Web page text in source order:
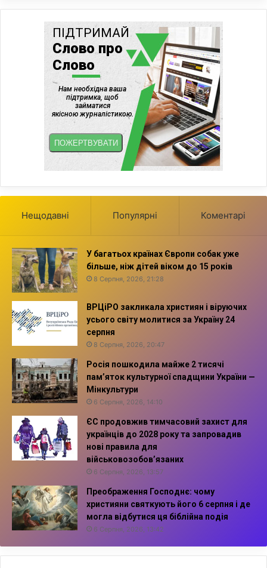
Нещодавні Популярні Коментарі
У багатьох країнах Європи собак уже
більше, ніж дітей віком до 15 років
8 Серпня, 2026, 21:28
ВРЦіРО закликала християн і віруючих
усього світу молитися за Україну 24
серпня
8 Серпня, 2026, 20:47
Росія пошкодила майже 2 тисячі
пам’яток культурної спадщини України —
Мінкультури
6 Серпня, 2026, 14:10
ЄС продовжив тимчасовий захист для
українців до 2028 року та запровадив
нові правила для
військовозобов’язаних
6 Серпня, 2026, 13:57
Преображення Господнє: чому
християни святкують його 6 серпня і де
могла відбутися ця біблійна подія
6 Серпня, 2026, 13:42